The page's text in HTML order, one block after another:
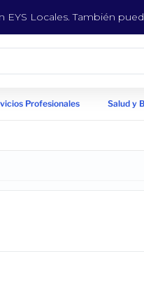
EYS Locales. También
Profesionales Salud y